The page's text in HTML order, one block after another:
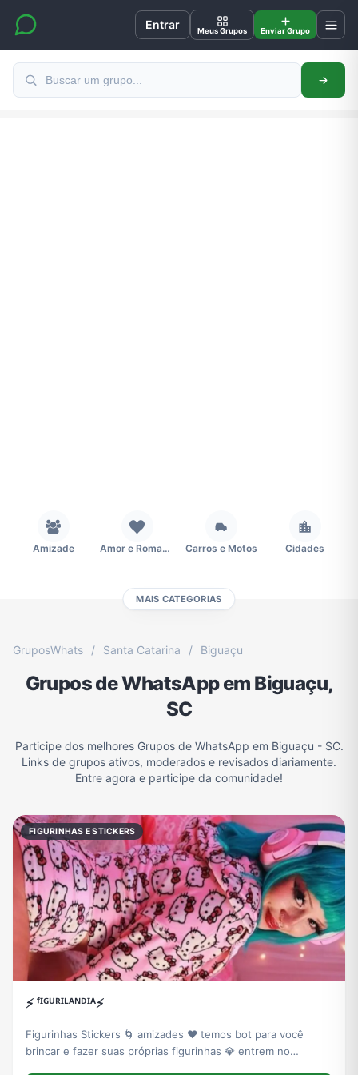
Entrar Meus Grupos Enviar Grupo
Amizade Amor e Romance Carros e Motos Cidades
Esportes Eventos Fãs
Filmes e Séries Frases e Mensagens Futebol Games e Jogos
Ganhar Dinheiro Imobiliária Memes, Engraçados e Zoeira Moda e Beleza
Música Namoro Notícias Outros
Política Profissões Receitas Redes Sociais
MAIS CATEGORIAS
GruposWhats / Santa Catarina / Biguaçu
Grupos de WhatsApp em Biguaçu,
SC
Participe dos melhores Grupos de WhatsApp em Biguaçu - SC.
Links de grupos ativos, moderados e revisados diariamente.
Entre agora e participe da comunidade!
FIGURINHAS E STICKERS
⚡ ᶠᴵᴳᵁᴿᴵᴸᴬᴺᴰᴵᴬ⚡
Figurinhas Stickers 🌀 amizades ❤️ temos bot para você
brincar e fazer suas próprias figurinhas 💎 entrem no